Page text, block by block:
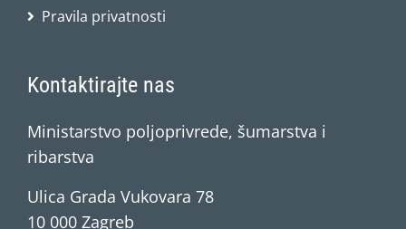
Pravila privatnosti
Kontaktirajte nas
Ministarstvo poljoprivrede, šumarstva i
ribarstva
Ulica Grada Vukovara 78
10 000 Zagreb